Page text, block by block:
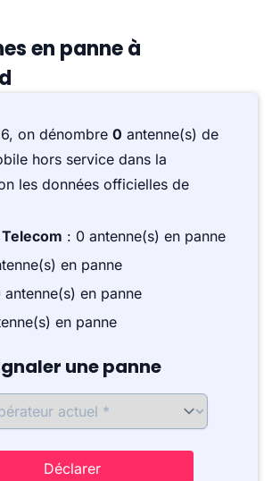
en panne à
on dénombre 0 antenne(s) de
hors service dans la
les données officielles de
: 0 antenne(s) en panne
en panne
antenne(s) en panne
en panne
une panne
Déclarer